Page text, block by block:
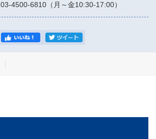
03-4500-6810（月～金10:30-17:00）